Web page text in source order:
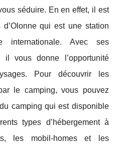
séduire. En en effet, il est
qui est une station
internationale. Avec ses
il vous donne l’opportunité
Pour découvrir les
le camping, vous pouvez
camping qui est disponible
types d’hébergement à
les mobil-homes et les